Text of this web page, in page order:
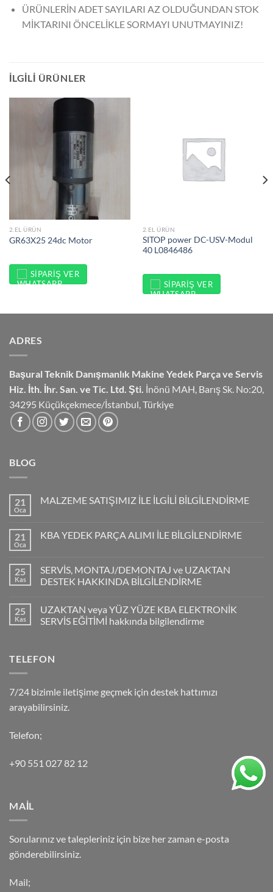
ÜRÜNLERİN ADET SAYILARI AZ OLDUĞUNDAN STOK
MİKTARINI ÖNCELİKLE SORMAYI UNUTMAYINIZ!
İLGILI ÜRÜNLER
2.EL ÜRÜN
GR63X25 24dc Motor
SIPARIŞ VER
2.EL ÜRÜN
SITOP power DC-USV-Modul
40 L0846486
SIPARIŞ VER
ADRES
Başural Teknik Danışmanlık Makine Yedek Parça ve Servis
Hiz. İth. İhr. San. ve Tic. Ltd. Şti. İnönü MAH, Barış Sk. No:20,
34295 Küçükçekmece/İstanbul, Türkiye
BLOG
21
Oca
MALZEME SATIŞIMIZ İLE İLGİLİ BİLGİLENDİRME
21
Oca
KBA YEDEK PARÇA ALIMI İLE BİLGİLENDİRME
25
Kas
SERVİS, MONTAJ/DEMONTAJ ve UZAKTAN
DESTEK HAKKINDA BİLGİLENDİRME
25
Kas
UZAKTAN veya YÜZ YÜZE KBA ELEKTRONİK
SERVİS EĞİTİMİ hakkında bilgilendirme
TELEFON
7/24 bizimle iletişime geçmek için destek hattımızı
arayabilirsiniz.
Telefon;
+90 551 027 82 12
MAİL
Sorularınız ve talepleriniz için bize her zaman e-posta
gönderebilirsiniz.
Mail;